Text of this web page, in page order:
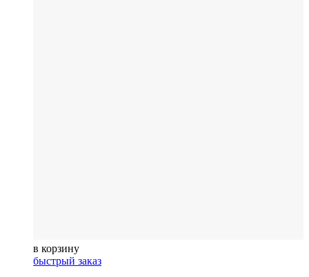
в корзину
быстрый заказ